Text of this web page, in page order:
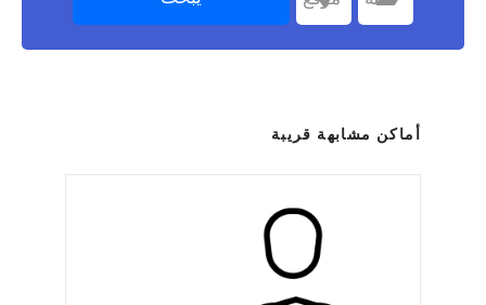
أماكن مشابهة قريبة